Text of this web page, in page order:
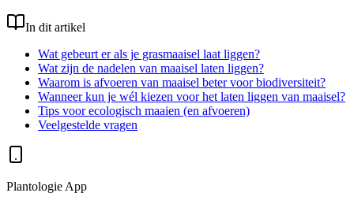
In dit artikel
Wat gebeurt er als je grasmaaisel laat liggen?
Wat zijn de nadelen van maaisel laten liggen?
Waarom is afvoeren van maaisel beter voor biodiversiteit?
Wanneer kun je wél kiezen voor het laten liggen van maaisel?
Tips voor ecologisch maaien (en afvoeren)
Veelgestelde vragen
Plantologie App